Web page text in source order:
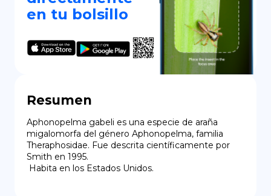
en tu bolsillo
Resumen
Aphonopelma gabeli es una especie de araña
migalomorfa del género Aphonopelma, familia
Theraphosidae. Fue descrita científicamente por
Smith en 1995.
Habita en los Estados Unidos.